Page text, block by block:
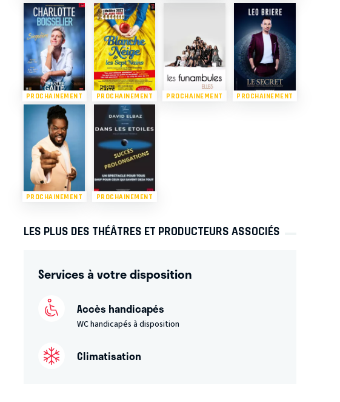
PROCHAINEMENT PROCHAINEMENT PROCHAINEMENT PROCHAINEMENT
PROCHAINEMENT PROCHAINEMENT
LES PLUS DES THÉÂTRES ET PRODUCTEURS ASSOCIÉS
Services à votre disposition
Accès handicapés
WC handicapés à disposition
Climatisation